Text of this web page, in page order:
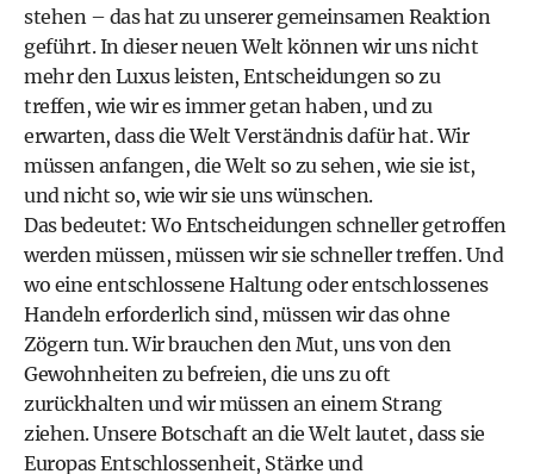
stehen – das hat zu unserer gemeinsamen Reaktion
geführt. In dieser neuen Welt können wir uns nicht
mehr den Luxus leisten, Entscheidungen so zu
treffen, wie wir es immer getan haben, und zu
erwarten, dass die Welt Verständnis dafür hat. Wir
müssen anfangen, die Welt so zu sehen, wie sie ist,
und nicht so, wie wir sie uns wünschen.
Das bedeutet: Wo Entscheidungen schneller getroffen
werden müssen, müssen wir sie schneller treffen. Und
wo eine entschlossene Haltung oder entschlossenes
Handeln erforderlich sind, müssen wir das ohne
Zögern tun. Wir brauchen den Mut, uns von den
Gewohnheiten zu befreien, die uns zu oft
zurückhalten und wir müssen an einem Strang
ziehen. Unsere Botschaft an die Welt lautet, dass sie
Europas Entschlossenheit, Stärke und